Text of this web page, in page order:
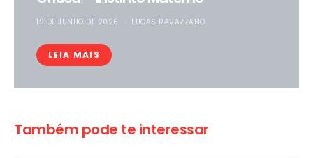
19 DE JUNHO DE 2026 LUCAS RAVAZZANO
LEIA MAIS
Também pode te interessar